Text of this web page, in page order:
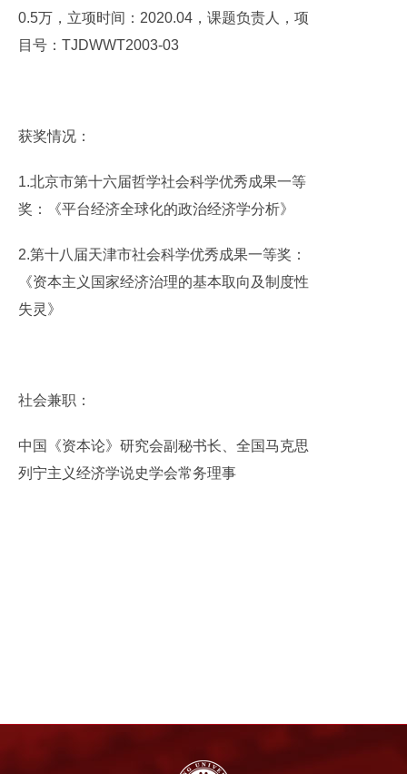
0.5万，立项时间：2020.04，课题负责人，项
目号：TJDWWT2003-03
获奖情况：
1.北京市第十六届哲学社会科学优秀成果一等
奖：《平台经济全球化的政治经济学分析》
2.第十八届天津市社会科学优秀成果一等奖：
《资本主义国家经济治理的基本取向及制度性
失灵》
社会兼职：
中国《资本论》研究会副秘书长、全国马克思
列宁主义经济学说史学会常务理事